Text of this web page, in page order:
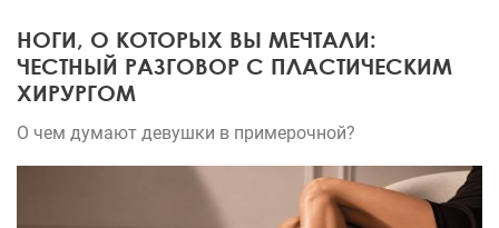
НОГИ, О КОТОРЫХ ВЫ МЕЧТАЛИ:
ЧЕСТНЫЙ РАЗГОВОР С ПЛАСТИЧЕСКИМ
ХИРУРГОМ
О чем думают девушки в примерочной?